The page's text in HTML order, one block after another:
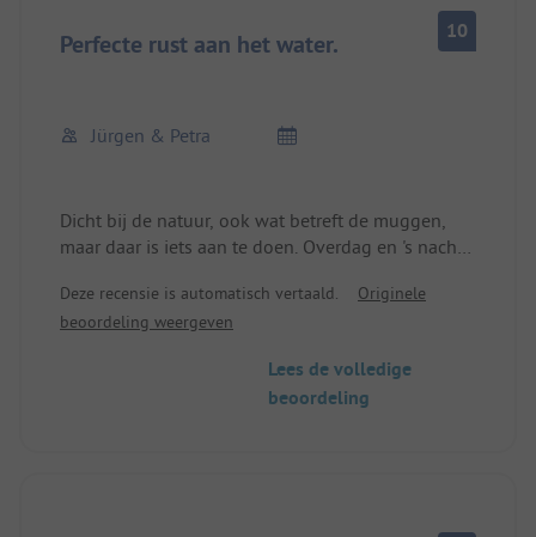
Het meer om te zwemmen is gewoon geweldig, de
strandbar aan het meer is heel goed.
Perfecte rust aan het water. 10
Jürgen & Petra
Dicht bij de natuur, ook wat betreft de muggen,
maar daar is iets aan te doen. Overdag en 's nachts
van fietspaden.
Deze recensie is automatisch vertaald.
Originele
beoordeling weergeven
Lees de volledige
beoordeling